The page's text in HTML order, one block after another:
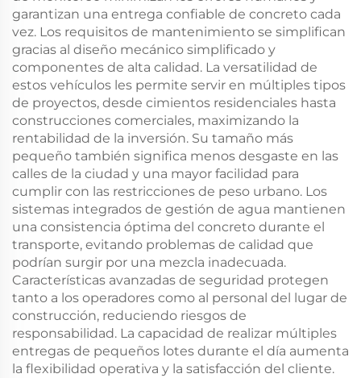
garantizan una entrega confiable de concreto cada
vez. Los requisitos de mantenimiento se simplifican
gracias al diseño mecánico simplificado y
componentes de alta calidad. La versatilidad de
estos vehículos les permite servir en múltiples tipos
de proyectos, desde cimientos residenciales hasta
construcciones comerciales, maximizando la
rentabilidad de la inversión. Su tamaño más
pequeño también significa menos desgaste en las
calles de la ciudad y una mayor facilidad para
cumplir con las restricciones de peso urbano. Los
sistemas integrados de gestión de agua mantienen
una consistencia óptima del concreto durante el
transporte, evitando problemas de calidad que
podrían surgir por una mezcla inadecuada.
Características avanzadas de seguridad protegen
tanto a los operadores como al personal del lugar de
construcción, reduciendo riesgos de
responsabilidad. La capacidad de realizar múltiples
entregas de pequeños lotes durante el día aumenta
la flexibilidad operativa y la satisfacción del cliente.